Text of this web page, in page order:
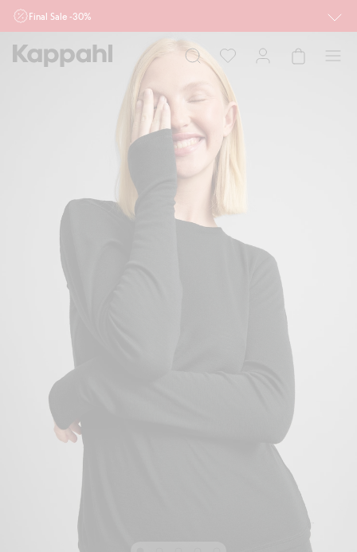
Final Sale -30%
działu outlet do 10.8 w sklepach Kappahl i Newbie oraz na kappahl.com. Ofert
nie łączymy
Mężczyzna